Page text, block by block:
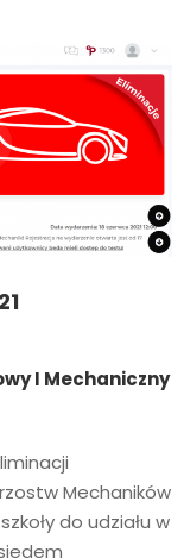
I Mechaniczny
Mechaników
do udziału w